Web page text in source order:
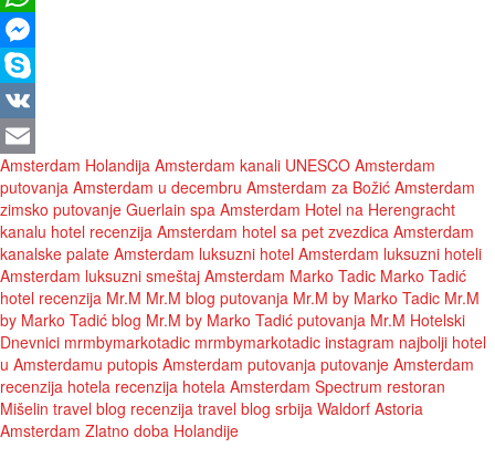
WhatsApp
Messenger
Skype
VK
Email
Amsterdam Holandija Amsterdam kanali UNESCO Amsterdam
putovanja Amsterdam u decembru Amsterdam za Božić Amsterdam
zimsko putovanje Guerlain spa Amsterdam Hotel na Herengracht
kanalu hotel recenzija Amsterdam hotel sa pet zvezdica Amsterdam
kanalske palate Amsterdam luksuzni hotel Amsterdam luksuzni hoteli
Amsterdam luksuzni smeštaj Amsterdam Marko Tadic Marko Tadić
hotel recenzija Mr.M Mr.M blog putovanja Mr.M by Marko Tadic Mr.M
by Marko Tadić blog Mr.M by Marko Tadić putovanja Mr.M Hotelski
Dnevnici mrmbymarkotadic mrmbymarkotadic instagram najbolji hotel
u Amsterdamu putopis Amsterdam putovanja putovanje Amsterdam
recenzija hotela recenzija hotela Amsterdam Spectrum restoran
Mišelin travel blog recenzija travel blog srbija Waldorf Astoria
Amsterdam Zlatno doba Holandije